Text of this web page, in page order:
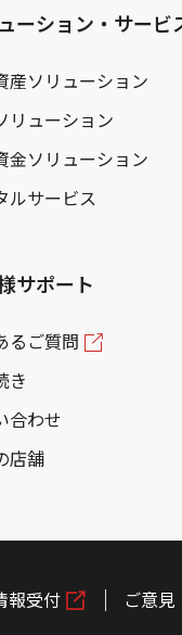
ーション・サービ
産ソリューション
リューション
金ソリューション
ルサービス
サポート
るご質問
き
合わせ
店舗
報受付 ご意見